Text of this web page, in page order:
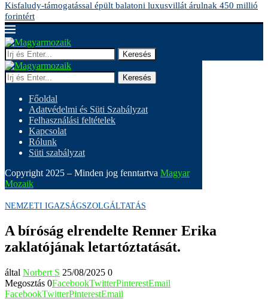
Kisfaludy-támogatással épült balatoni luxusvillát árulnak 450 millió
forintért
Keresés
Keresés
Főoldal
Adatvédelmi és Süti Szabályzat
Felhasználási feltételek
Kapcsolat
Rólunk
Süti szabályzat
Copyright 2025 – Minden jog fenntartva Magyar
Mozaik
NEMZETI IGAZSÁGSZOLGÁLTATÁS
A bíróság elrendelte Renner Erika
zaklatójának letartóztatását.
által Norbert S 25/08/2025 0
Megosztás 0FacebookTwitterPinterestEmail
FacebookTwitterPinterestEmail